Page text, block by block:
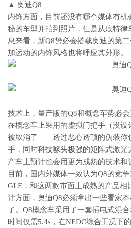
▲ 奥迪Q8
内饰方面，目前还没有哪个媒体有
秘的车型并拍到照片，但是从底特
息来看，新Q8势必会搭载奥迪的第
加运动的内饰风格也将呼应其外形。
技术上，量产版的Q8和概念车势必
在概念车上采用的虚拟门把手（没
被取消了——透过恶心透顶的伪装你
手，同时科技噱头极强的矩阵式激
产车上预计也会用更为成熟的技术和
目前，国内外媒体一致认为Q8的竞
GLE，和这两款市面上成熟的产品相
计方面，奥迪Q8必须拿出一些看家
了。Q8概念车采用了一套插电式混
时间仅需5.4s，在NEDC综合工况下